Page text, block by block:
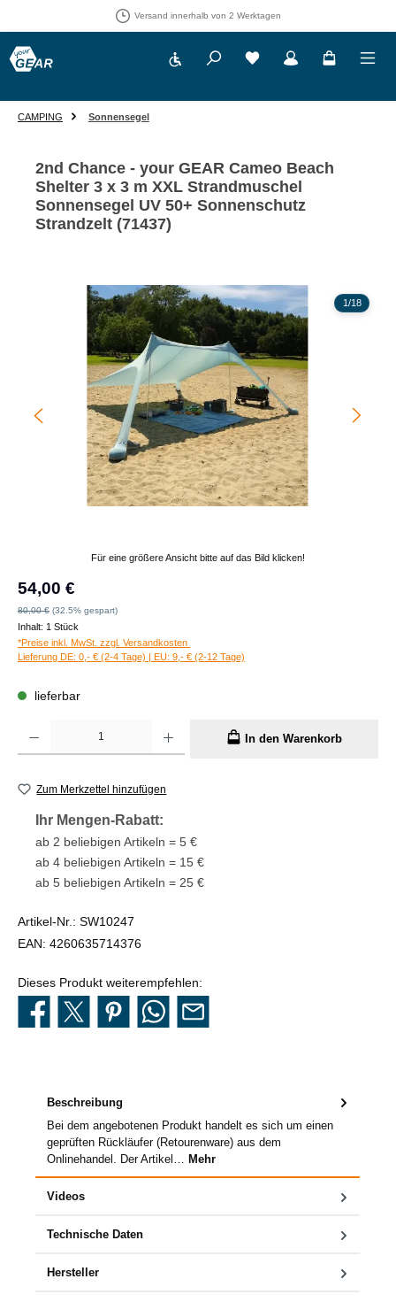
Versand innerhalb von 2 Werktagen
Werkzeugleiste anzeigenDu hast 0 Produkte auf
CAMPING Sonnensegel
2nd Chance - your GEAR Cameo Beach
Shelter 3 x 3 m XXL Strandmuschel
Sonnensegel UV 50+ Sonnenschutz
Strandzelt (71437)
Bildergalerie überspringen
Für eine größere Ansicht bitte auf das Bild klicken!
1/18
Verkaufspreis:
54,00 €
Regulärer Preis:
80,00 € (32.5% gespart)
Inhalt: 1 Stück
*Preise inkl. MwSt. zzgl. Versandkosten
Lieferung DE: 0,- € (2-4 Tage) | EU: 9,- € (2-12 Tage)
lieferbar
In den Warenkorb
Zum Merkzettel hinzufügen
Ihr Mengen-Rabatt:
ab 2 beliebigen Artikeln = 5 €
ab 4 beliebigen Artikeln = 15 €
ab 5 beliebigen Artikeln = 25 €
Artikel-Nr.: SW10247
EAN: 4260635714376
Dieses Produkt weiterempfehlen:
Beschreibung
Bei dem angebotenen Produkt handelt es sich um einen
geprüften Rückläufer (Retourenware) aus dem
Onlinehandel. Der Artikel… Mehr
Videos
Technische Daten
Hersteller